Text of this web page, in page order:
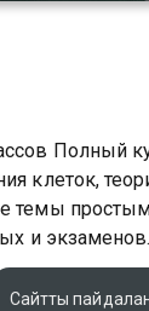
Полный
клеток,
темы
и экзаменов.
Сайтты